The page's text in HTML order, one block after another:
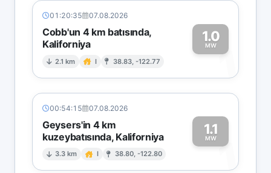
01:20:35 07.08.2026
Cobb'un 4 km batısında,
Kaliforniya
2.1 km I 38.83, -122.77
1.0
MW1
00:54:15 07.08.2026
Geysers'in 4 km
kuzeybatısında, Kaliforniya
3.3 km I 38.80, -122.80
1.1
MW1